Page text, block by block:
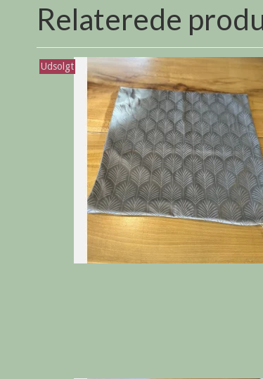
Relaterede
Udsolgt